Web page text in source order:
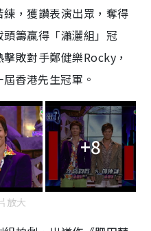
，獲讚表演出眾，奪得
籌贏得「瀟灑組」冠
敗對手鄭健樂Rocky，
香港先生冠軍。
+8
放大